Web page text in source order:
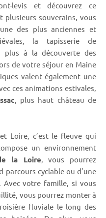
levis et découvrez ce
souverains, vous
des plus anciennes et
la tapisserie de
plus à la découverte des
de votre séjour en Maine
valent également une
ces animations estivales,
, plus haut château de
Loire, c’est le fleuve qui
un environnement
la Loire, vous pourrez
cyclable ou d’une
Avec votre famille, si vous
vous pourrez monter à
fluviale le long des